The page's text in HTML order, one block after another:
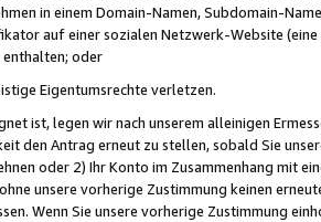
in einem Domain-Namen, Subdomain-
auf einer sozialen Netzwerk-Website
enthalten; oder
Eigentumsrechte verletzen.
ist, legen wir nach unserem alleinigen
den Antrag erneut zu stellen, sobald Sie
oder 2) Ihr Konto im Zusammenhang mit
unsere vorherige Zustimmung keinen
Wenn Sie unsere vorherige Zustimmung